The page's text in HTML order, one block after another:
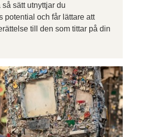
sätt utnyttjar du
potential och får lättare att
till den som tittar på din